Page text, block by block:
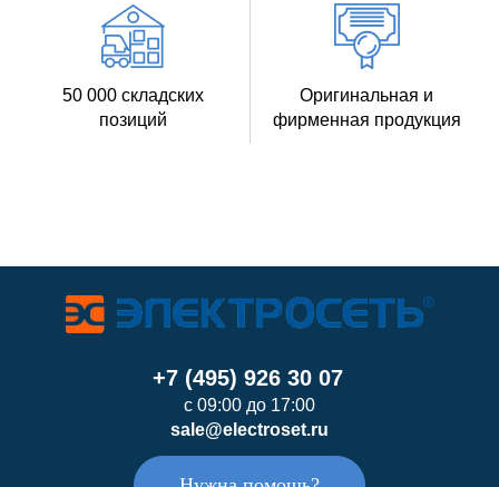
50 000 складских
позиций
Оригинальная и
фирменная продукция
+7 (495) 926 30 07
с 09:00 до 17:00
sale@electroset.ru